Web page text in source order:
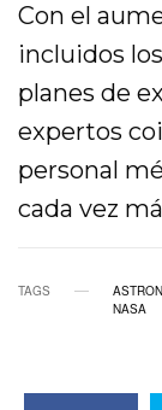
Con el
incluidos
planes de
expertos
personal
cada vez
TAGS
NASA